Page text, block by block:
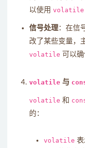
以使用 volatile
信号处理：在信
改了某些变量，
volatile 可以
volatile 与
volatile 和
的：
volatile